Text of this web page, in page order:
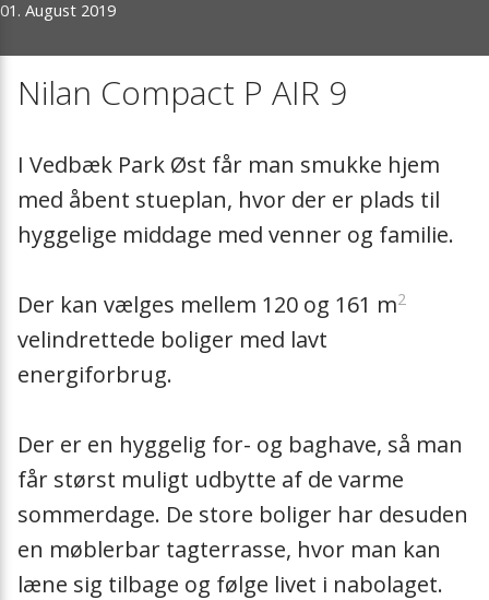
Zubehör
Filter
Absperrklappen
Halterung
Lösungen
Wartungsinformation
Schulungen
Meilensteine
Mitgliedschaften
Presse
Anforderung -
Kundendienst/Wartung
01. August 2019
Nilan Compact P AIR 9
I Vedbæk Park Øst får man smukke hjem
med åbent stueplan, hvor der er plads til
hyggelige middage med venner og familie.
Der kan vælges mellem 120 og 161 m2
velindrettede boliger med lavt
energiforbrug.
Der er en hyggelig for- og baghave, så man
får størst muligt udbytte af de varme
sommerdage. De store boliger har desuden
en møblerbar tagterrasse, hvor man kan
læne sig tilbage og følge livet i nabolaget.